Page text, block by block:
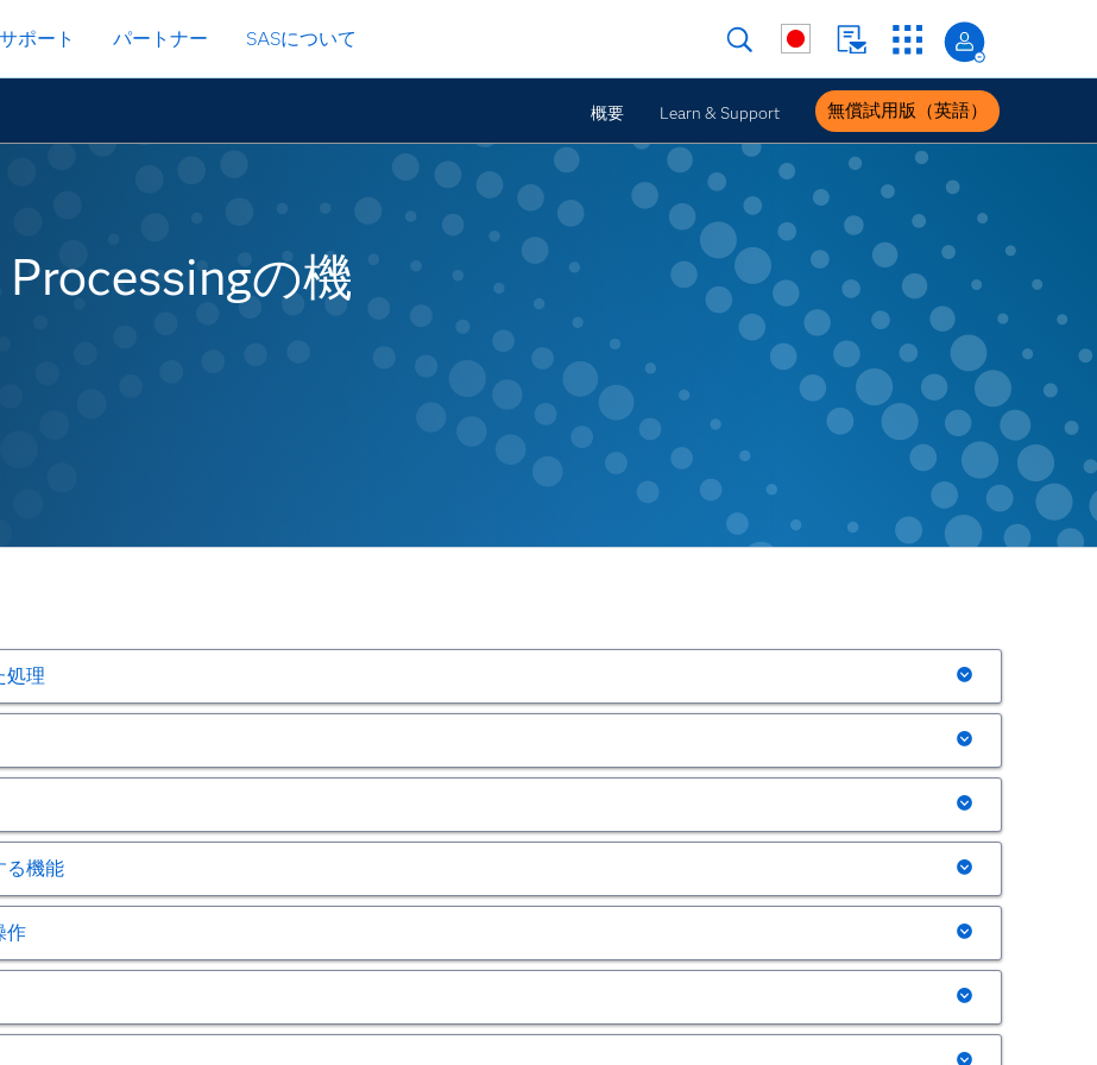
サポート パートナー SASについて
概要 Learn & Support 無償試用版（英語）
の機
処理
最適化された処理
ェクト、入力ウィンドウ、および本稼働SAS Event Stream Processingサーバーに関してイベント利用状況をモ
タの収集を高速化する組み込みの測定サーバー
持され、最大のパフォーマンスを確保
Analytic Services（CAS）、またはパブリック クラウド・プロバイダーとプライベート クラウ・ドプロバイ
キャッシング用の保管領域などを用いて、処理スピードをカスタマイズすることが可能
Stream Processingのすべての機能も展開できます。
込みKubernetes Operatorフレームワークを使用して、クラウド上でリソースを動的にスケーリングし、パブリ
展開、アップグレード、スケーラビリティを簡素化します。
してAzure IoT Event Hubからイベントを取り込むためのMicrosoft Azure Event Hub統合を有効化Azure IoT
のAzure IoT Edge Hub統合でサポートされています。
ィンドウ
ストリームで開発し、結果のモデル更新をスコアウィンドウに引き渡し
トレーニング済みのSASとオープンソース（PythonおよびONNX形式）モデルを現在のイベントに適用。また、
用する学習モデルをサポート
る機能
と接続に関する機能
クライブ）に対応したすぐに使える定義済みコネクタ：
作
析とデータ操作